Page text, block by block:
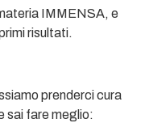
IMMENSA, e
risultati.
prenderci cura
sai fare meglio: